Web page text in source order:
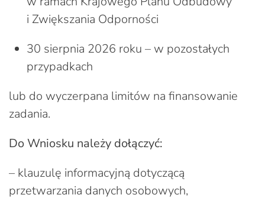
i Zwiększania Odporności
30 sierpnia 2026 roku – w pozostałych
przypadkach
lub do wyczerpana limitów na finansowanie
zadania.
Do Wniosku należy dołączyć:
– klauzulę informacyjną dotyczącą
przetwarzania danych osobowych,